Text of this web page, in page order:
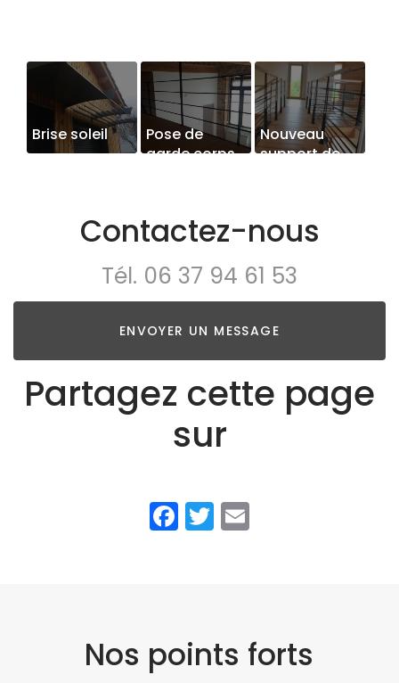
Brise soleil
Pose de
garde corps
Nouveau
support de
Contactez-nous
Tél. 06 37 94 61 53
ENVOYER UN MESSAGE
Partagez cette page
sur
Facebook
Twitter
Nos points forts